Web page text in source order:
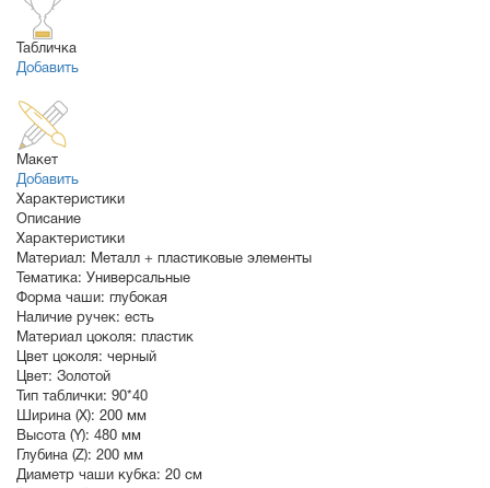
Табличка
Добавить
Макет
Добавить
Характеристики
Описание
Характеристики
Материал: Металл + пластиковые элементы
Тематика: Универсальные
Форма чаши: глубокая
Наличие ручек: есть
Материал цоколя: пластик
Цвет цоколя: черный
Цвет: Золотой
Тип таблички: 90*40
Ширина (X): 200 мм
Высота (Y): 480 мм
Глубина (Z): 200 мм
Диаметр чаши кубка: 20 см